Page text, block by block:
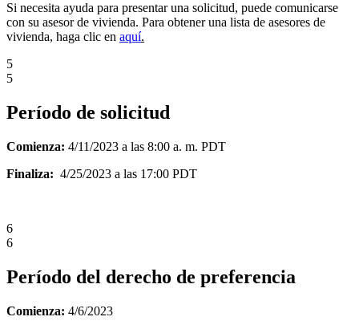
Si necesita ayuda para presentar una solicitud, puede comunicarse
con su asesor de vivienda. Para obtener una lista de asesores de
vivienda, haga clic en aquí.
5
5
Período de solicitud
Comienza: 4/11/2023 a las 8:00 a. m. PDT
Finaliza: 4/25/2023 a las 17:00 PDT
6
6
Período del derecho de preferencia
Comienza: 4/6/2023